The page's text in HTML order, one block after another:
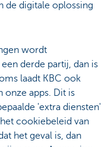
de digitale oplossing
wordt
derde partij, dan is
laadt KBC ook
onze apps. Dit is
'extra diensten'
cookiebeleid van
het geval is, dan